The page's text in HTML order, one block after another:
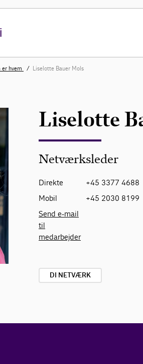
er hvem Liselotte Bauer Mols
Liselotte
Netværksleder
Direkte
+45 3377 4688
Mobil
+45 2030 8199
Send e-mail
til
medarbejder
DI NETVÆRK